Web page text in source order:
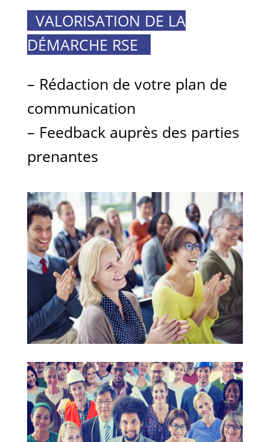
VALORISATION DE LA
DÉMARCHE RSE
– Rédaction de votre plan de
communication
– Feedback auprès des parties
prenantes